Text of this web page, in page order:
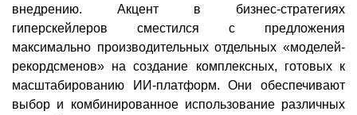
внедрению. Акцент в бизнес-стратегиях
гиперскейлеров сместился с предложения
максимально производительных отдельных «моделей-
рекордсменов» на создание комплексных, готовых к
масштабированию ИИ-платформ. Они обеспечивают
выбор и комбинированное использование различных